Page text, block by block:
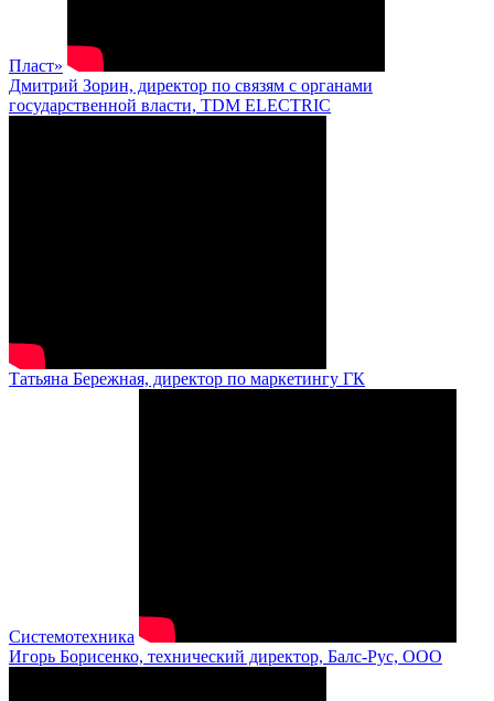
Пласт»
Дмитрий Зорин, директор по связям с органами
государственной власти, TDM ELECTRIC
Татьяна Бережная, директор по маркетингу ГК
Системотехника
Игорь Борисенко, технический директор, Балс-Рус, ООО